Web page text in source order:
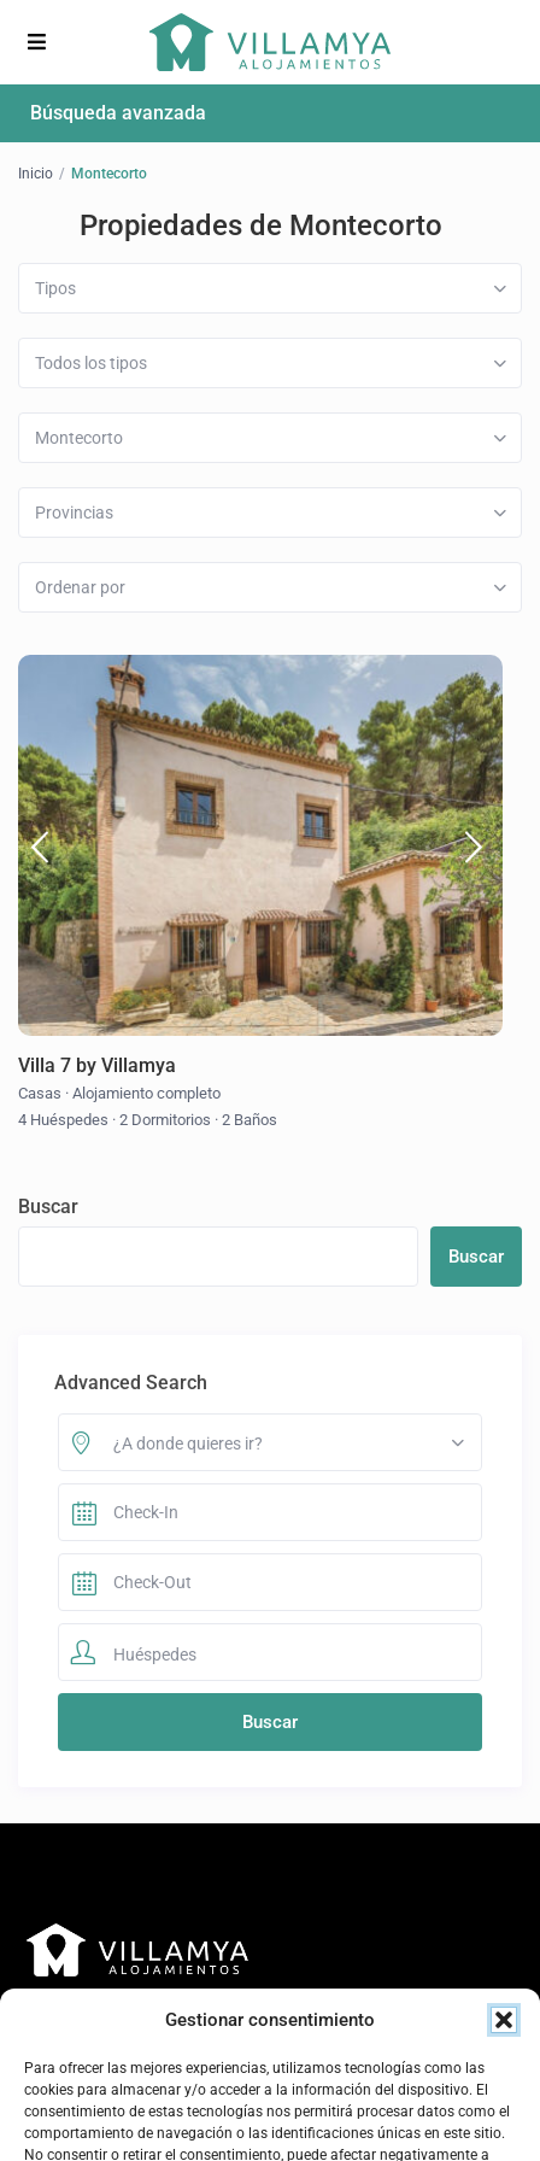
Gestionar consentimiento
Para ofrecer las mejores experiencias, utilizamos tecnologías como las
cookies para almacenar y/o acceder a la información del dispositivo. El
consentimiento de estas tecnologías nos permitirá procesar datos como el
comportamiento de navegación o las identificaciones únicas en este sitio.
No consentir o retirar el consentimiento, puede afectar negativamente a
Búsqueda avanzada
Inicio Montecorto
Propiedades de Montecorto
Tipos
Todos los tipos
Montecorto
Provincias
Ordenar por
Villa 7 by Villamya
Casas · Alojamiento completo
4 Huéspedes · 2 Dormitorios · 2 Baños
Buscar
Buscar
Advanced Search
¿A donde quieres ir?
Huéspedes
Contacto